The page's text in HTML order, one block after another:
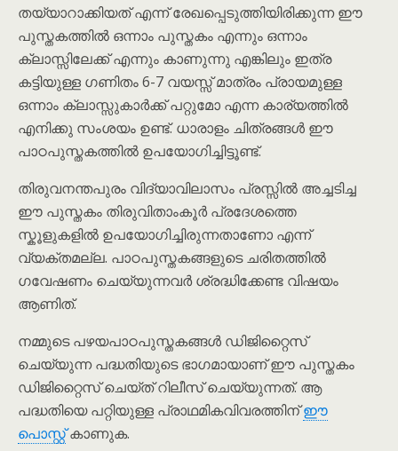
തയ്യാറാക്കിയത് എന്ന് രേഖപ്പെടുത്തിയിരിക്കുന്ന ഈ
പുസ്തകത്തിൽ ഒന്നാം പുസ്തകം എന്നും ഒന്നാം
ക്ലാസ്സിലേക്ക് എന്നും കാണുന്നു എങ്കിലും ഇത്ര
കട്ടിയുള്ള ഗണിതം 6-7 വയസ്സ് മാത്രം പ്രായമുള്ള
ഒന്നാം ക്ലാസ്സുകാർക്ക് പറ്റുമോ എന്ന കാര്യത്തിൽ
എനിക്കു സംശയം ഉണ്ട്. ധാരാളം ചിത്രങ്ങൾ ഈ
പാഠപുസ്തകത്തിൽ ഉപയോഗിച്ചിട്ടൂണ്ട്.
തിരുവനന്തപുരം വിദ്യാവിലാസം പ്രസ്സിൽ അച്ചടിച്ച
ഈ പുസ്തകം തിരുവിതാം‌കൂർ പ്രദേശത്തെ
സ്കൂളുകളിൽ ഉപയോഗിച്ചിരുന്നതാണോ എന്ന്
വ്യക്തമല്ല. പാഠപുസ്തകങ്ങളുടെ ചരിതത്തിൽ
ഗവേഷണം ചെയ്യുന്നവർ ശ്രദ്ധിക്കേണ്ട വിഷയം
ആണിത്.
നമ്മുടെ പഴയപാഠപുസ്തകങ്ങൾ ഡിജിറ്റൈസ്
ചെയ്യുന്ന പദ്ധതിയുടെ ഭാഗമായാണ് ഈ പുസ്തകം
ഡിജിറ്റൈസ് ചെയ്ത് റിലീസ് ചെയ്യുന്നത്. ആ
പദ്ധതിയെ പറ്റിയുള്ള പ്രാഥമികവിവരത്തിന്ഈ
പൊസ്റ്റ്കാണുക.